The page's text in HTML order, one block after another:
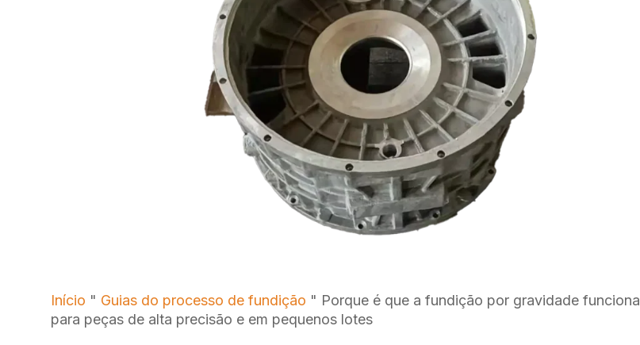
Início " Guias do processo de fundição " Porque é que a fundição por gravidade funciona
para peças de alta precisão e em pequenos lotes